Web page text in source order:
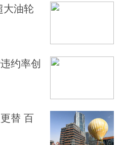
大油轮
约率创
替 百